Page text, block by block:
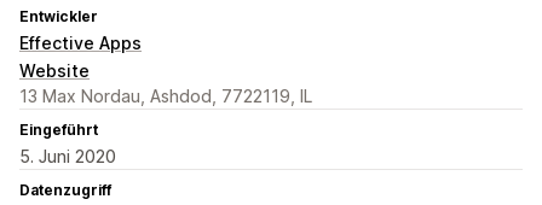
Entwickler
Effective Apps
Website
13 Max Nordau, Ashdod, 7722119, IL
Eingeführt
5. Juni 2020
Datenzugriff